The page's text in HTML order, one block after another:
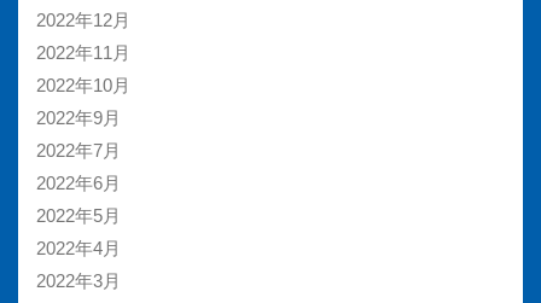
2022年12月
2022年11月
2022年10月
2022年9月
2022年7月
2022年6月
2022年5月
2022年4月
2022年3月